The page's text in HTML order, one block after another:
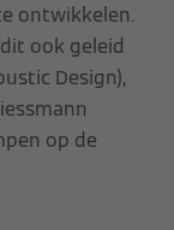
ontwikkelen.
ook geleid
Design),
op de